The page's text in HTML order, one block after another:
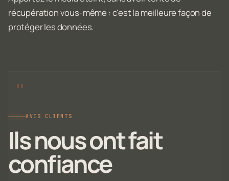
récupération vous-même : c'est la meilleure façon de
protéger les données.
AVIS CLIENTS
Ils nous ont fait
confiance